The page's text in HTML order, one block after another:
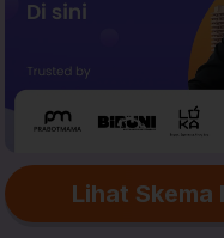
Lihat Skema